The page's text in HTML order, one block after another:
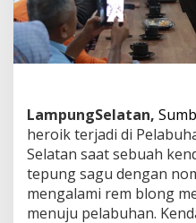
LampungSelatan,
heroik terjadi di
Selatan saat sebuah
tepung sagu dengan
mengalami rem blong
menuju pelabuhan.